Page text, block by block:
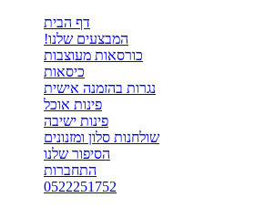
דף הבית
המבצעים שלנו!
כורסאות מעוצבות
כיסאות
נגרות בהזמנה אישית
פינות אוכל
פינות ישיבה
שולחנות סלון ומזנונים
הסיפור שלנו
התחברות
0522251752